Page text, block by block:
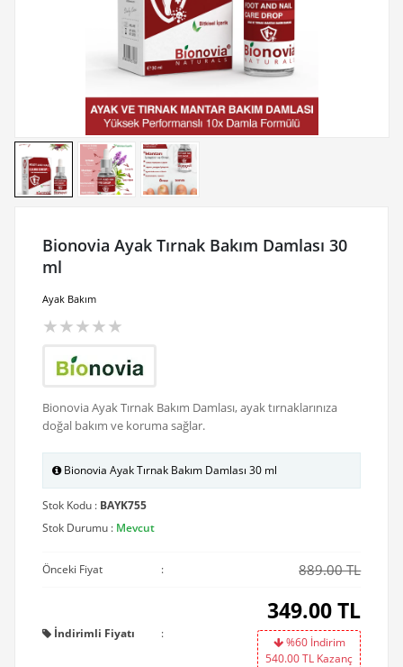
Bionovia Ayak Tırnak Bakım Damlası 30
ml
Ayak Bakım
★★★★★
Bionovia Ayak Tırnak Bakım Damlası, ayak tırnaklarınıza
doğal bakım ve koruma sağlar.
Bionovia Ayak Tırnak Bakım Damlası 30 ml
Stok Kodu : BAYK755
Stok Durumu : Mevcut
Önceki Fiyat : 889.00 TL
İndirimli Fiyatı :
349.00TL
%60 İndirim
540.00TL Kazanç